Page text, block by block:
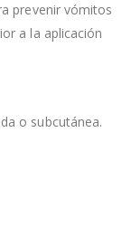
prevenir vómitos
a la aplicación
o subcutánea.